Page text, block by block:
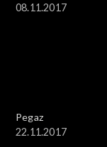
08.11.2017
Pegaz
22.11.2017